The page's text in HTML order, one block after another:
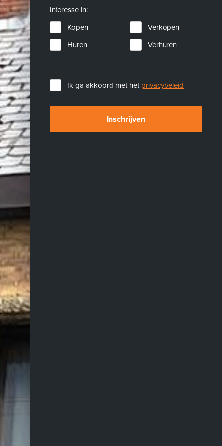
Interesse in:
Kopen
Verkopen
Huren
Verhuren
Ik ga akkoord met het privacybeleid
Inschrijven